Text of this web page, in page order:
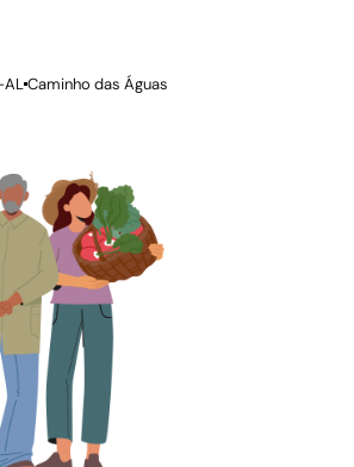
ALCaminho das Águas